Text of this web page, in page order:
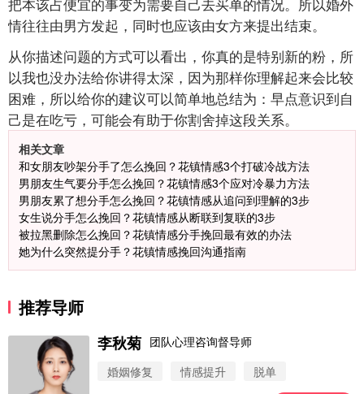
情往往由男方发起，同时也应该由女方来提出结束。
从你描述问题的方式可以看出，你真的是特别新的粉，所
以我也没办法给你讲得太深，因为那样你理解起来会比较
困难，所以给你的建议可以简单地总结为：早点意识到自
己是在吃亏，可能会有助于你割舍掉这段关系。
相关文章
和女朋友吵架分手了怎么挽回？花镇情感3个打破冷战方法
男朋友生气要分手怎么挽回？花镇情感3个应对冷暴力方法
男朋友累了想分手怎么挽回？花镇情感从追问到理解的3步
女生说分手怎么挽回？花镇情感从断联到复联的3步
被拉黑删除怎么挽回？花镇情感分手挽回最有效的办法
她为什么突然提分手？花镇情感挽回沟通指南
推荐导师
李秋菊 团队心理咨询督导师
婚姻修复
情感提升 脱单